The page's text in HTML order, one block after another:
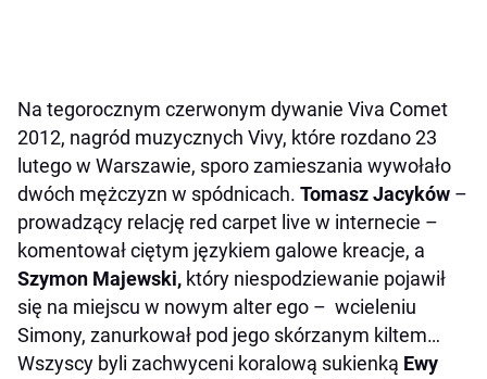
Na tegorocznym czerwonym dywanie Viva Comet
2012, nagród muzycznych Vivy, które rozdano 23
lutego w Warszawie, sporo zamieszania wywołało
dwóch mężczyzn w spódnicach. Tomasz Jacyków –
prowadzący relację red carpet live w internecie –
komentował ciętym językiem galowe kreacje, a
Szymon Majewski, który niespodziewanie pojawił
się na miejscu w nowym alter ego – wcieleniu
Simony, zanurkował pod jego skórzanym kiltem…
Wszyscy byli zachwyceni koralową sukienką Ewy